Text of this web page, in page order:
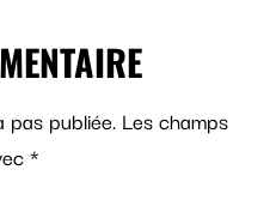
pas publiée. Les champs
*